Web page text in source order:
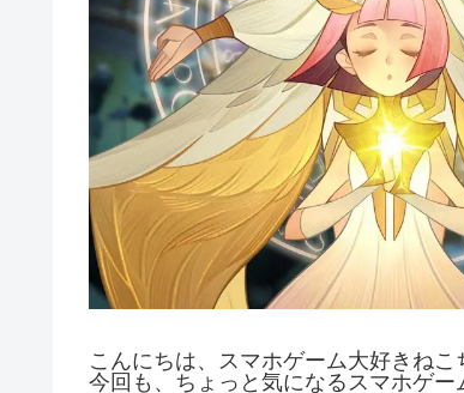
こんにちは、スマホゲーム大好きねこ
今回も、ちょっと気になるスマホゲー